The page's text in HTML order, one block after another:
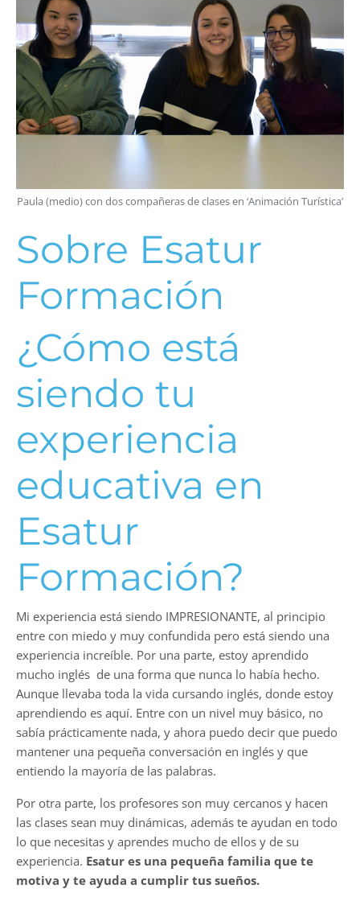
Paula (medio) con dos compañeras de clases en ‘Animación Turística’
Sobre Esatur
Formación
¿Cómo está
siendo tu
experiencia
educativa en
Esatur
Formación?
Mi experiencia está siendo IMPRESIONANTE, al principio
entre con miedo y muy confundida pero está siendo una
experiencia increíble. Por una parte, estoy aprendido
mucho inglés de una forma que nunca lo había hecho.
Aunque llevaba toda la vida cursando inglés, donde estoy
aprendiendo es aquí. Entre con un nivel muy básico, no
sabía prácticamente nada, y ahora puedo decir que puedo
mantener una pequeña conversación en inglés y que
entiendo la mayoría de las palabras.
Por otra parte, los profesores son muy cercanos y hacen
las clases sean muy dinámicas, además te ayudan en todo
lo que necesitas y aprendes mucho de ellos y de su
experiencia. Esatur es una pequeña familia que te
motiva y te ayuda a cumplir tus sueños.